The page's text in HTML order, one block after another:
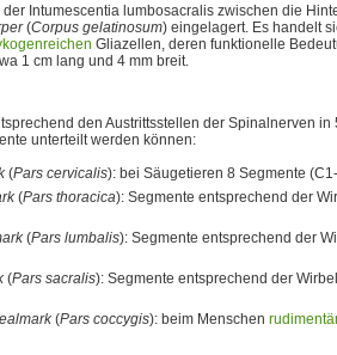
Intumescentia lumbosacralis zwischen die
(Corpus gelatinosum) eingelagert. Es handelt
Gliazellen, deren funktionelle
1 cm lang und 4 mm breit.
den Austrittsstellen der Spinalnerven
unterteilt werden können:
(Pars cervicalis): bei Säugetieren 8 Segmente
(Pars thoracica): Segmente entsprechend der
(Pars lumbalis): Segmente entsprechend der
(Pars sacralis): Segmente entsprechend der
(Pars coccygis): beim Menschen